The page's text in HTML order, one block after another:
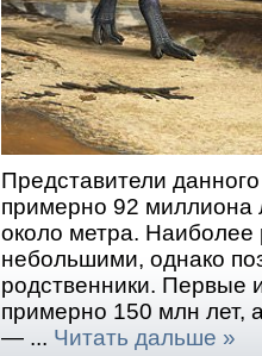
Представители
примерно 92 миллиона
около метра.
небольшими, однако
родственники. Первые
примерно 150 млн лет,
— ... Читать дальше »